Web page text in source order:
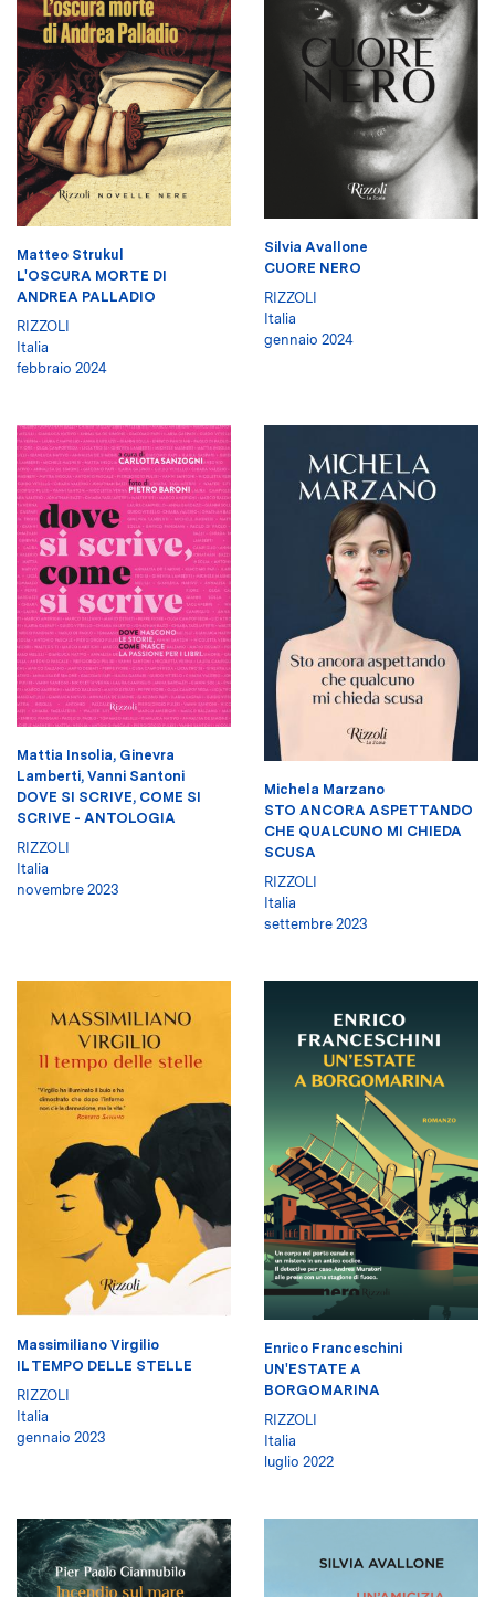
Matteo Strukul
L'OSCURA MORTE DI
ANDREA PALLADIO
RIZZOLI
Italia
febbraio 2024
Silvia Avallone
CUORE NERO
RIZZOLI
Italia
gennaio 2024
Mattia Insolia, Ginevra
Lamberti, Vanni Santoni
DOVE SI SCRIVE, COME SI
SCRIVE - ANTOLOGIA
RIZZOLI
Italia
novembre 2023
Michela Marzano
STO ANCORA ASPETTANDO
CHE QUALCUNO MI CHIEDA
SCUSA
RIZZOLI
Italia
settembre 2023
Massimiliano Virgilio
IL TEMPO DELLE STELLE
RIZZOLI
Italia
gennaio 2023
Enrico Franceschini
UN'ESTATE A
BORGOMARINA
RIZZOLI
Italia
luglio 2022